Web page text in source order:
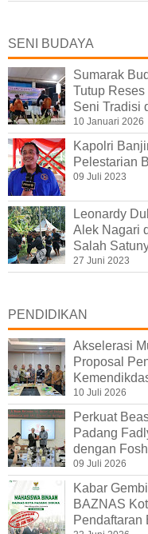
SENI BUDAYA
Sumarak
Tutup
Seni Tradisi
10 Januari 2026
Kapolri
Pelestarian
09 Juli 2023
Leonardy
Alek Nagari
Salah
27 Juni 2023
PENDIDIKAN
Akselerasi
Proposal
10 Juli 2026
Perkuat
Padang
dengan
09 Juli 2026
Kabar
BAZNAS
Pendaftaran